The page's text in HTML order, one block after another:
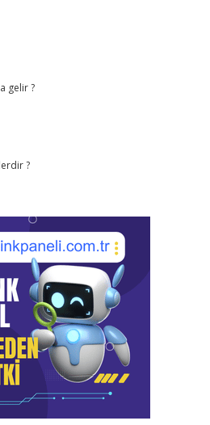
gelir ?
?